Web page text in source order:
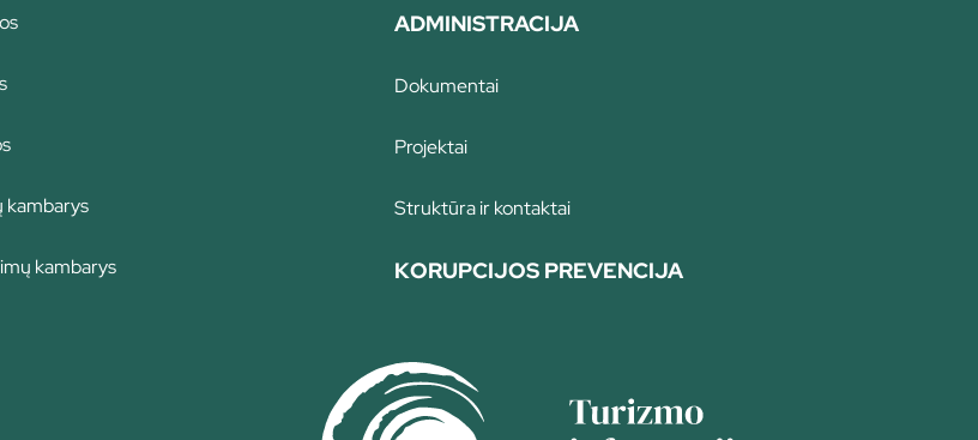
kambarys
kambarys
ADMINISTRACIJA
Dokumentai
Projektai
Struktūra ir kontaktai
KORUPCIJOS PREVENCIJA